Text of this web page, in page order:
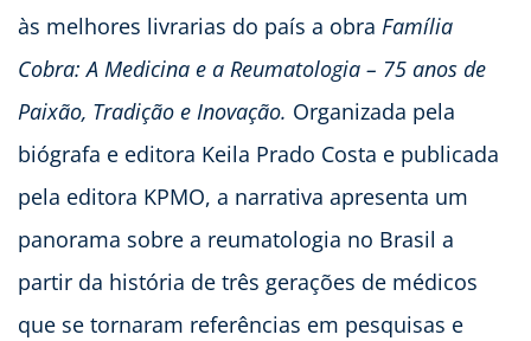
às melhores livrarias do país a obra Família
Cobra: A Medicina e a Reumatologia – 75 anos de
Paixão, Tradição e Inovação. Organizada pela
biógrafa e editora Keila Prado Costa e publicada
pela editora KPMO, a narrativa apresenta um
panorama sobre a reumatologia no Brasil a
partir da história de três gerações de médicos
que se tornaram referências em pesquisas e